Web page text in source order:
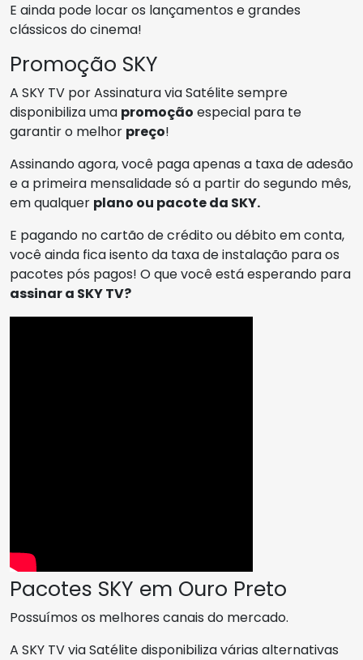
E ainda pode locar os lançamentos e grandes
clássicos do cinema!
Promoção SKY
A SKY TV por Assinatura via Satélite sempre
disponibiliza uma promoção especial para te
garantir o melhor preço!
Assinando agora, você paga apenas a taxa de adesão
e a primeira mensalidade só a partir do segundo mês,
em qualquer plano ou pacote da SKY.
E pagando no cartão de crédito ou débito em conta,
você ainda fica isento da taxa de instalação para os
pacotes pós pagos! O que você está esperando para
assinar a SKY TV?
Pacotes SKY em Ouro Preto
Possuímos os melhores canais do mercado.
A SKY TV via Satélite disponibiliza várias alternativas